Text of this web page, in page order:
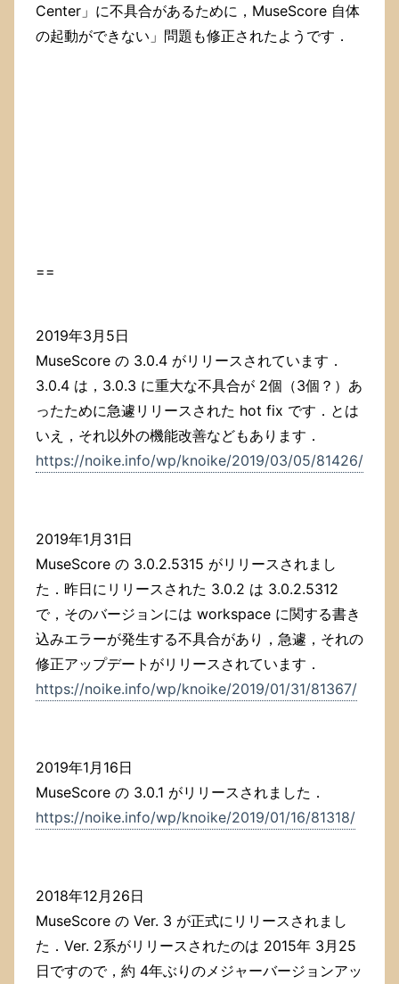
Center」に不具合があるために，MuseScore 自体
の起動ができない」問題も修正されたようです．
==
2019年3月5日
MuseScore の 3.0.4 がリリースされています．
3.0.4 は，3.0.3 に重大な不具合が 2個（3個？）あ
ったために急遽リリースされた hot fix です．とは
いえ，それ以外の機能改善などもあります．
https://noike.info/wp/knoike/2019/03/05/81426/
2019年1月31日
MuseScore の 3.0.2.5315 がリリースされまし
た．昨日にリリースされた 3.0.2 は 3.0.2.5312
で，そのバージョンには workspace に関する書き
込みエラーが発生する不具合があり，急遽，それの
修正アップデートがリリースされています．
https://noike.info/wp/knoike/2019/01/31/81367/
2019年1月16日
MuseScore の 3.0.1 がリリースされました．
https://noike.info/wp/knoike/2019/01/16/81318/
2018年12月26日
MuseScore の Ver. 3 が正式にリリースされまし
た．Ver. 2系がリリースされたのは 2015年 3月25
日ですので，約 4年ぶりのメジャーバージョンアッ